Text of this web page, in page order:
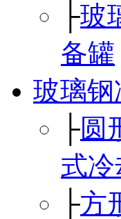
├玻
备罐
玻璃钢
├圆
式
├方